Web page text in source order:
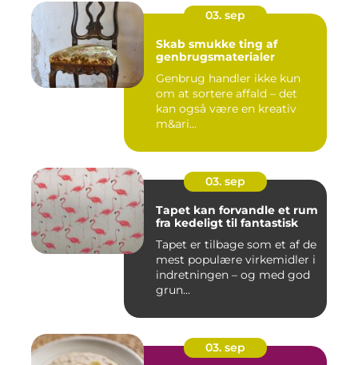
03. sep
Skab smukke ting af
genbrugsmaterialer
Genbrug handler ikke kun
om at sortere affald – det
kan også være en kreativ
m&ari...
03. sep
Tapet kan forvandle et rum
fra kedeligt til fantastisk
Tapet er tilbage som et af de
mest populære virkemidler i
indretningen – og med god
grun...
03. sep